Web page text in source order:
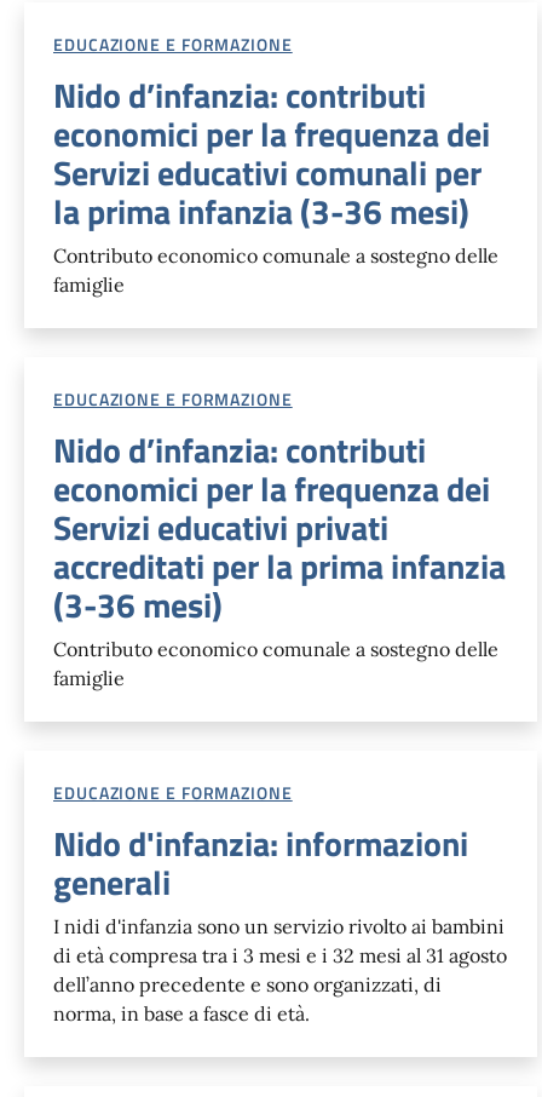
EDUCAZIONE E FORMAZIONE
Nido d’infanzia: contributi
economici per la frequenza dei
Servizi educativi comunali per
la prima infanzia (3-36 mesi)
Contributo economico comunale a sostegno delle
famiglie
EDUCAZIONE E FORMAZIONE
Nido d’infanzia: contributi
economici per la frequenza dei
Servizi educativi privati
accreditati per la prima infanzia
(3-36 mesi)
Contributo economico comunale a sostegno delle
famiglie
EDUCAZIONE E FORMAZIONE
Nido d'infanzia: informazioni
generali
I nidi d'infanzia sono un servizio rivolto ai bambini
di età compresa tra i 3 mesi e i 32 mesi al 31 agosto
dell’anno precedente e sono organizzati, di
norma, in base a fasce di età.